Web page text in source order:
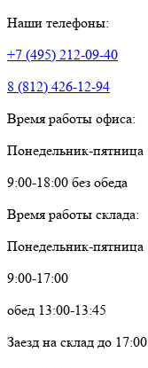
Наши телефоны:
+7 (495) 212-09-40
8 (812) 426-12-94
Время работы офиса:
Понедельник-пятница
9:00-18:00 без обеда
Время работы склада:
Понедельник-пятница
9:00-17:00
обед 13:00-13:45
Заезд на склад до 17:00